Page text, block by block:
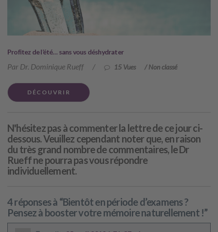
Profitez de l’été… sans vous déshydrater
Par Dr. Dominique Rueff / 15 Vues /Non classé
DÉCOUVRIR
N'hésitez pas à commenter la lettre de ce jour ci-
dessous. Veuillez cependant noter que, en raison
du très grand nombre de commentaires, le Dr
Rueff ne pourra pas vous répondre
individuellement.
4 réponses à “Bientôt en période d’examens ?
Pensez à booster votre mémoire naturellement !”